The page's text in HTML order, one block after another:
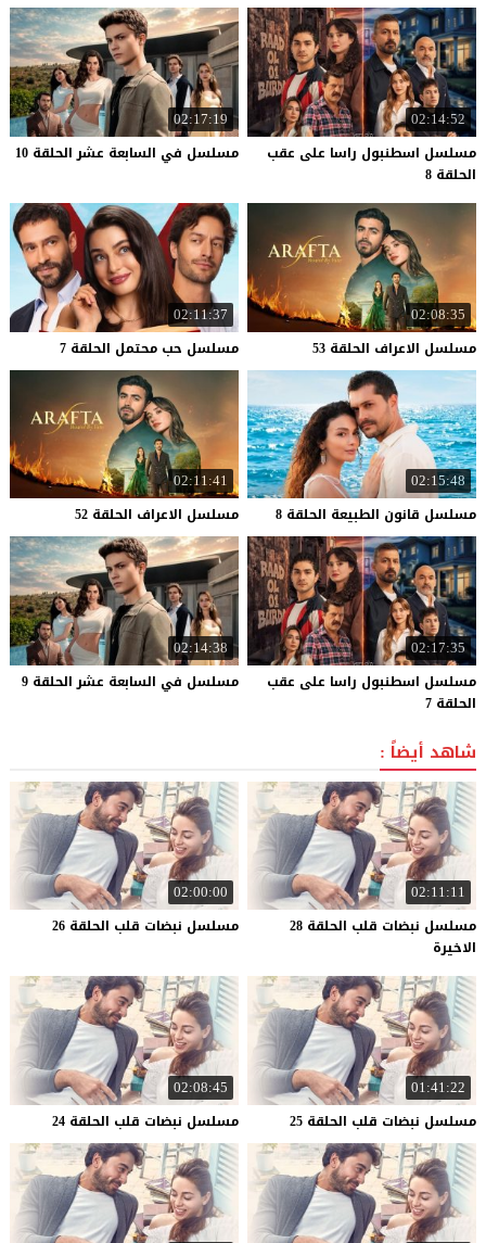
02:14:52
مسلسل اسطنبول راسا على عقب
الحلقة 8
02:17:19
مسلسل في السابعة عشر الحلقة 10
02:08:35
مسلسل الاعراف الحلقة 53
02:11:37
مسلسل حب محتمل الحلقة 7
02:15:48
مسلسل قانون الطبيعة الحلقة 8
02:11:41
مسلسل الاعراف الحلقة 52
02:17:35
مسلسل اسطنبول راسا على عقب
الحلقة 7
02:14:38
مسلسل في السابعة عشر الحلقة 9
شاهد أيضاً :
02:11:11
مسلسل نبضات قلب الحلقة 28
الاخيرة
02:00:00
مسلسل نبضات قلب الحلقة 26
01:41:22
مسلسل نبضات قلب الحلقة 25
02:08:45
مسلسل نبضات قلب الحلقة 24